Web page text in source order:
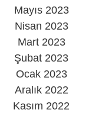
Mayıs 2023
Nisan 2023
Mart 2023
Şubat 2023
Ocak 2023
Aralık 2022
Kasım 2022